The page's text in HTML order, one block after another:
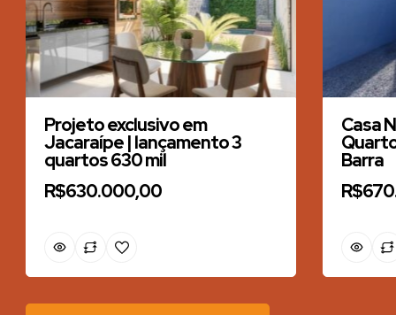
Projeto exclusivo em
Jacaraípe | lançamento 3
quartos 630 mil
R$630.000,00
Casa
Barra